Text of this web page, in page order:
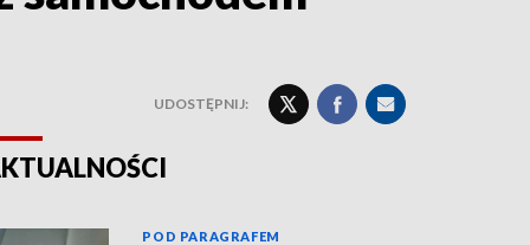
UDOSTĘPNIJ:
POD PARAGRAFEM